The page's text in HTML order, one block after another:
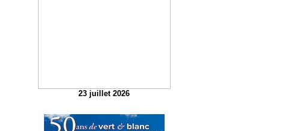
23 juillet 2026